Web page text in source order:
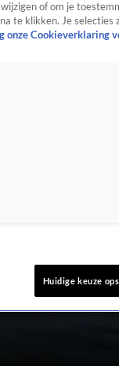
of om je
te klikken. Je selecties
onze Cookieverklaring
Huidige keuze